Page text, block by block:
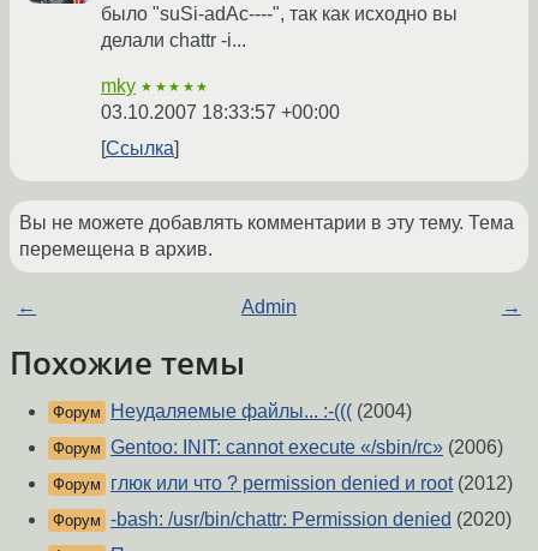
было "suSi-adAc----", так как исходно вы
делали chattr -i...
mky ★★★★★
03.10.2007 18:33:57 +00:00
Ссылка
Вы не можете добавлять комментарии в эту тему. Тема
перемещена в архив.
← Admin →
Похожие темы
Форум Неудаляемые файлы... :-((( (2004)
Форум Gentoo: INIT: cannot execute «/sbin/rc» (2006)
Форум глюк или что ? permission denied и root(2012)
Форум -bash: /usr/bin/chattr: Permission denied (2020)